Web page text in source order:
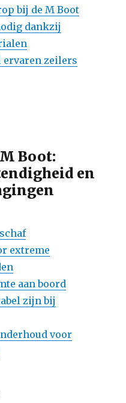
bij de M Boot
dankzij
ervaren zeilers
Boot:
en
extreme
aan boord
zijn bij
voor